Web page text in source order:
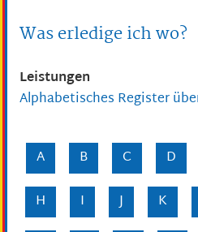
Was erledige ich wo?
Leistungen
Alphabetisches Register
A B C D
H
I J K